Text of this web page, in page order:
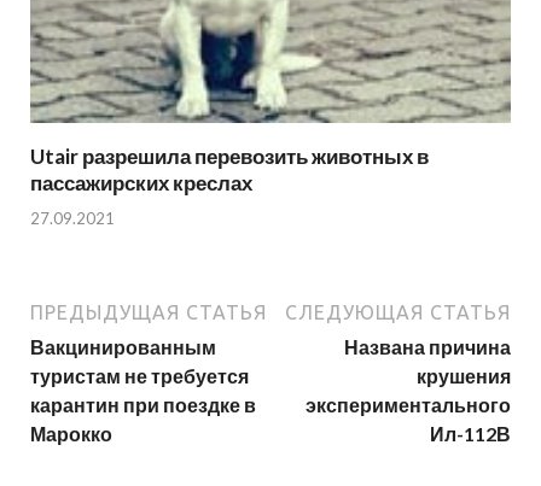
Utair разрешила перевозить животных в
пассажирских креслах
27.09.2021
ПРЕДЫДУЩАЯ СТАТЬЯ
Вакцинированным
туристам не требуется
карантин при поездке в
Марокко
СЛЕДУЮЩАЯ СТАТЬЯ
Названа причина
крушения
экспериментального
Ил-112В